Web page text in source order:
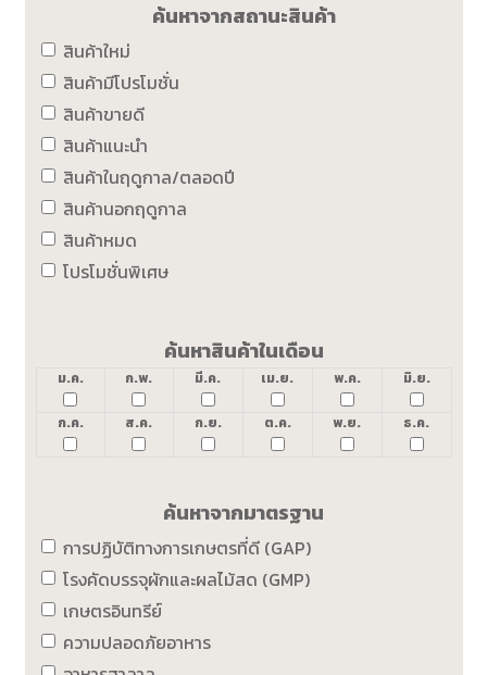
ค้นหาจากสถานะสินค้า
สินค้าใหม่
สินค้ามีโปรโมชั่น
สินค้าขายดี
สินค้าแนะนำ
สินค้าในฤดูกาล/ตลอดปี
สินค้านอกฤดูกาล
สินค้าหมด
โปรโมชั่นพิเศษ
ค้นหาสินค้าในเดือน
ม.ค. ก.พ. มี.ค. เม.ย. พ.ค. มิ.ย.
ก.ค. ส.ค. ก.ย. ต.ค. พ.ย. ธ.ค.
ค้นหาจากมาตรฐาน
การปฏิบัติทางการเกษตรที่ดี (GAP)
โรงคัดบรรจุผักและผลไม้สด (GMP)
เกษตรอินทรีย์
ความปลอดภัยอาหาร